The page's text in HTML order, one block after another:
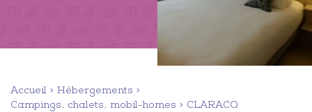
Accueil
Hébergements
Campings, chalets, mobil-homes
CLARACQ